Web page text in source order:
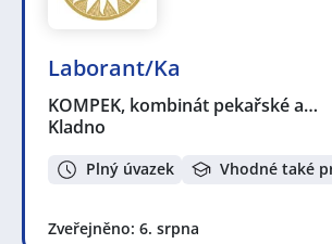
Laborant/Ka
KOMPEK, kombinát pekařské a…
Kladno
Plný úvazek Vhodné také
Zveřejněno: 6. srpna